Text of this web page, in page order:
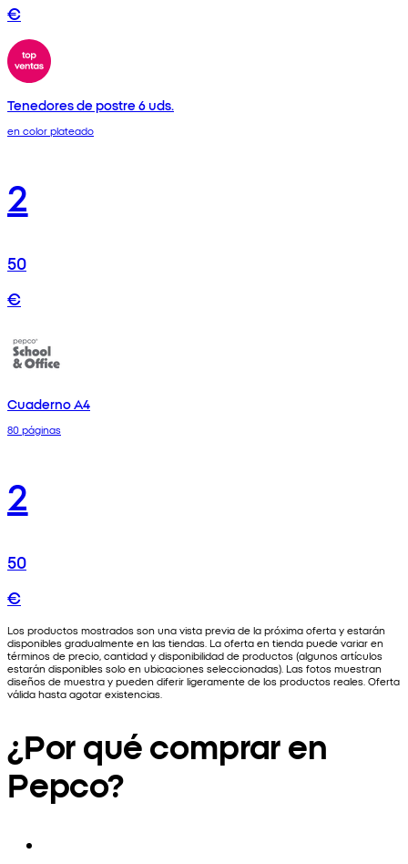
€
Tenedores de postre 6 uds.
en color plateado
2
50
€
Cuaderno A4
80 páginas
2
50
€
Los productos mostrados son una vista previa de la próxima oferta y estarán
disponibles gradualmente en las tiendas. La oferta en tienda puede variar en
términos de precio, cantidad y disponibilidad de productos (algunos artículos
estarán disponibles solo en ubicaciones seleccionadas). Las fotos muestran
diseños de muestra y pueden diferir ligeramente de los productos reales. Oferta
válida hasta agotar existencias.
¿Por qué comprar en
Pepco?